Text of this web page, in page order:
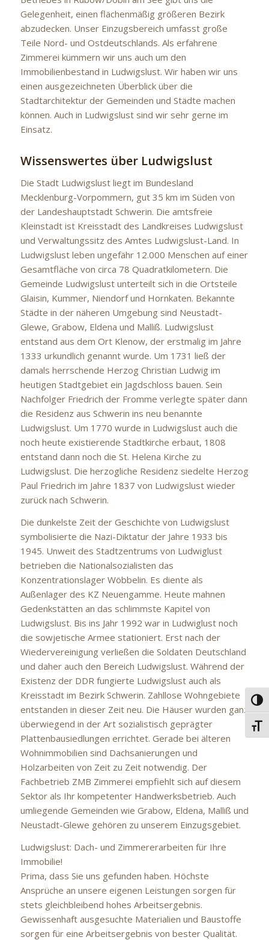
Gelegenheit, einen flächenmäßig größeren Bezirk
abzudecken. Unser Einzugsbereich umfasst große
Teile Nord- und Ostdeutschlands. Als erfahrene
Zimmerei kümmern wir uns auch um den
Immobilienbestand in Ludwigslust. Wir haben wir uns
einen ausgezeichneten Überblick über die
Stadtarchitektur der Gemeinden und Städte machen
können. Auch in Ludwigslust sind wir sehr gerne im
Einsatz.
Wissenswertes über Ludwigslust
Die Stadt Ludwigslust liegt im Bundesland
Mecklenburg-Vorpommern, gut 35 km im Süden von
der Landeshauptstadt Schwerin. Die amtsfreie
Kleinstadt ist Kreisstadt des Landkreises Ludwigslust
und Verwaltungssitz des Amtes Ludwigslust-Land. In
Ludwigslust leben ungefähr 12.000 Menschen auf einer
Gesamtfläche von circa 78 Quadratkilometern. Die
Gemeinde Ludwigslust unterteilt sich in die Ortsteile
Glaisin, Kummer, Niendorf und Hornkaten. Bekannte
Städte in der näheren Umgebung sind Neustadt-
Glewe, Grabow, Eldena und Malliß. Ludwigslust
entstand aus dem Ort Klenow, der erstmalig im Jahre
1333 urkundlich genannt wurde. Um 1731 ließ der
damals herrschende Herzog Christian Ludwig im
heutigen Stadtgebiet ein Jagdschloss bauen. Sein
Nachfolger Friedrich der Fromme verlegte später dann
die Residenz aus Schwerin ins neu benannte
Ludwigslust. Um 1770 wurde in Ludwigslust auch die
noch heute existierende Stadtkirche erbaut, 1808
entstand dann noch die St. Helena Kirche zu
Ludwigslust. Die herzogliche Residenz siedelte Herzog
Paul Friedrich im Jahre 1837 von Ludwigslust wieder
zurück nach Schwerin.
Die dunkelste Zeit der Geschichte von Ludwigslust
symbolisierte die Nazi-Diktatur der Jahre 1933 bis
1945. Unweit des Stadtzentrums von Ludwiglust
betrieben die Nationalsozialisten das
Konzentrationslager Wöbbelin. Es diente als
Außenlager des KZ Neuengamme. Heute mahnen
Gedenkstätten an das schlimmste Kapitel von
Ludwigslust. Bis ins Jahr 1992 war in Ludwiglust noch
die sowjetische Armee stationiert. Erst nach der
Wiedervereinigung verließen die Soldaten Deutschland
und daher auch den Bereich Ludwigslust. Während der
Existenz der DDR fungierte Ludwigslust auch als
Kreisstadt im Bezirk Schwerin. Zahllose Wohngebiete
entstanden in dieser Zeit neu. Die Häuser wurden ganz
überwiegend in der Art sozialistisch geprägter
Plattenbausiedlungen errichtet. Gerade bei älteren
Wohnimmobilien sind Dachsanierungen und
Holzarbeiten von Zeit zu Zeit notwendig. Der
Fachbetrieb ZMB Zimmerei empfiehlt sich auf diesem
Sektor als Ihr kompetenter Handwerksbetrieb. Auch
umliegende Gemeinden wie Grabow, Eldena, Malliß und
Neustadt-Glewe gehören zu unserem Einzugsgebiet.
Ludwigslust: Dach- und Zimmererarbeiten für Ihre
Immobilie!
Prima, dass Sie uns gefunden haben. Höchste
Ansprüche an unsere eigenen Leistungen sorgen für
stets gleichbleibend hohes Arbeitsergebnis.
Gewissenhaft ausgesuchte Materialien und Baustoffe
sorgen für eine Arbeitsergebnis von bester Qualität.